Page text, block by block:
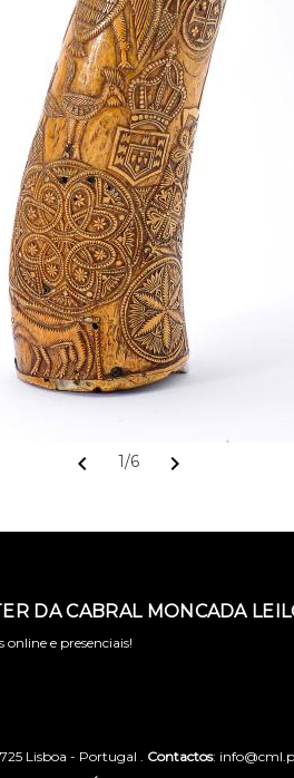
chevron_left 1/6 chevron_right
DA CABRAL MONCADA
online e presenciais!
Lisboa - Portugal . Contactos: